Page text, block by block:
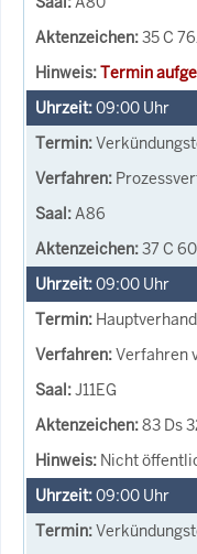
35 C
Termin
09:00 Uhr
A86
37 C
09:00 Uhr
Verfahren
J11EG
83 Ds
Nicht
09:00 Uhr